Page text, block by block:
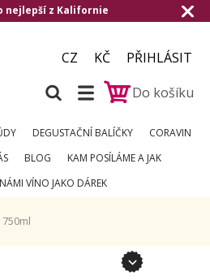
nejlepší z Kalifornie
CZ KČ
PŘIHLÁSIT
Do košíku
DEGUSTAČNÍ BALÍČKY
CORAVIN
BLOG
KAM POSÍLÁME A JAK
VÍNO JAKO DÁREK